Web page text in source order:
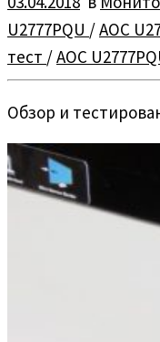
U2777PQU /AOC
тест /AOC
Обзор и